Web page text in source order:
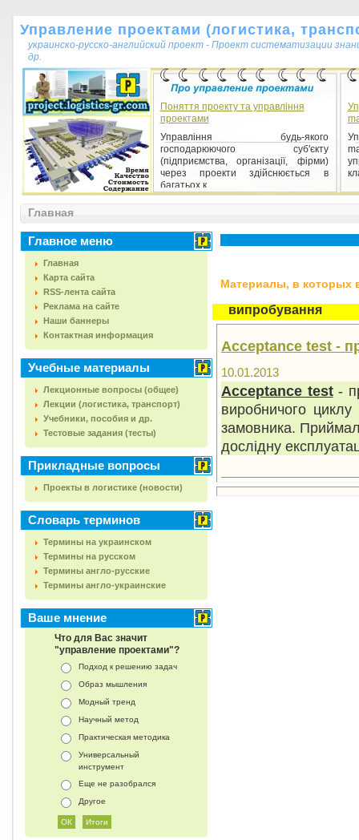
Управление проектами (логистика,
украинско-русско-английский проект - Проект систематизации
др.
Поняття проекту та управління
проектами
Управління будь-якого
господарюючого суб'єкту
(підприємства, організації, фірми)
через проекти здійснюється в
багатьох к...
Главная
Главное меню
Главная
Карта сайта
RSS-лента сайта
Реклама на сайте
Наши баннеры
Контактная информация
Учебные материалы
Лекционные вопросы (общее)
Лекции (логистика, транспорт)
Учебники, пособия и др.
Тестовые задания (тесты)
Прикладные вопросы
Проекты в логистике (новости)
Словарь терминов
Термины на украинском
Термины на русском
Термины англо-русские
Термины англо-украинские
Ваше мнение
Что для Вас значит
"управление проектами"?
Подход к решению задач
Образ мышления
Модный тренд
Научный метод
Практическая методика
Универсальный
инструмент
Еще не разобрался
Другое
Материалы, в которых
випробування
Acceptance test -
10.01.2013
Acceptance test-
виробничого
замовника.
дослідну